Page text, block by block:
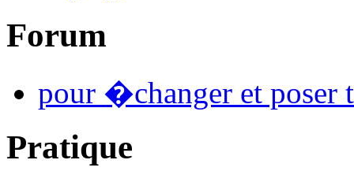
Forum
pour �changer et poser
Pratique